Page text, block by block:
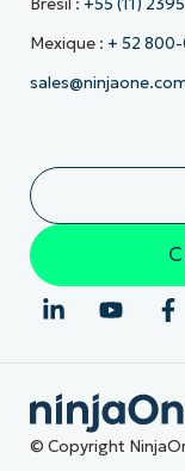
Brésil : +55 (11)
Mexique : + 52
© Copyright